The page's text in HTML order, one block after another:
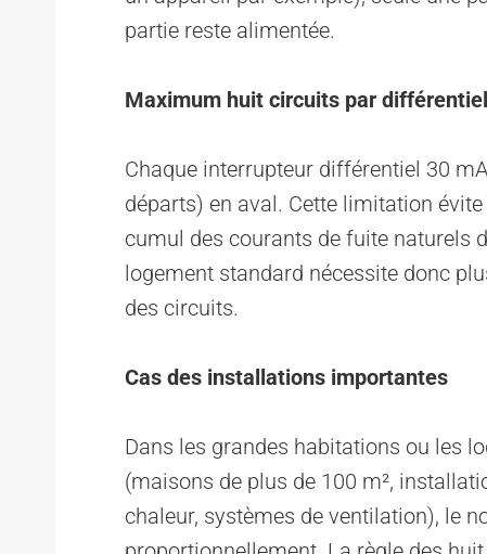
partie reste alimentée.
Maximum huit circuits par différentiel
Chaque interrupteur différentiel 30
départs) en aval. Cette limitation
cumul des courants de fuite naturels
logement standard nécessite donc
des circuits.
Cas des installations importantes
Dans les grandes habitations ou les
(maisons de plus de 100 m²,
chaleur, systèmes de ventilation), le